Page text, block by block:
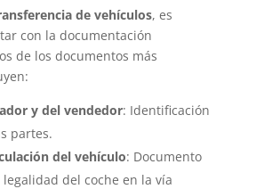
de vehículos, es
con la documentación
de los documentos más
y del vendedor: Identificación
partes.
del vehículo: Documento
del coche en la vía